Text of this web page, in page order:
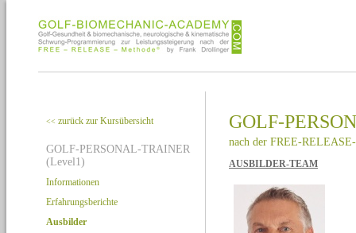
<< zurück zur Kursübersicht
GOLF-PERSONAL-TRAINER
(Level1)
Informationen
Erfahrungsberichte
Ausbilder
GOLF-
nach der FREE-
AUSBILDER-TEAM